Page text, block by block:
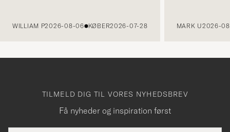
WILLIAM P2026-08-06 KØBER2026-07-28 MARK U2026-
TILMELD DIG TIL VORES NYHEDSBREV
Få nyheder og inspiration først